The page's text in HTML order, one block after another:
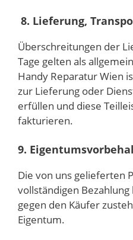
8. Lieferung,
Überschreitungen der
Tage gelten als
Handy Reparatur Wien
zur Lieferung oder
erfüllen und diese
fakturieren.
9.
Die von uns gelieferten
vollständigen
gegen den Käufer
Eigentum.